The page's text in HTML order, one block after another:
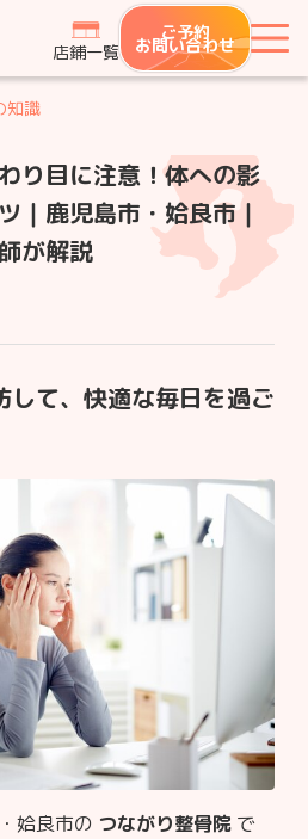
院グループ
店鋪一覧
ご予約
お問い合わせ
知識
り目に注意！体への影
｜鹿児島市・姶良市｜
が解説
して、快適な毎日を過ご
姶良市の つながり整骨院 で